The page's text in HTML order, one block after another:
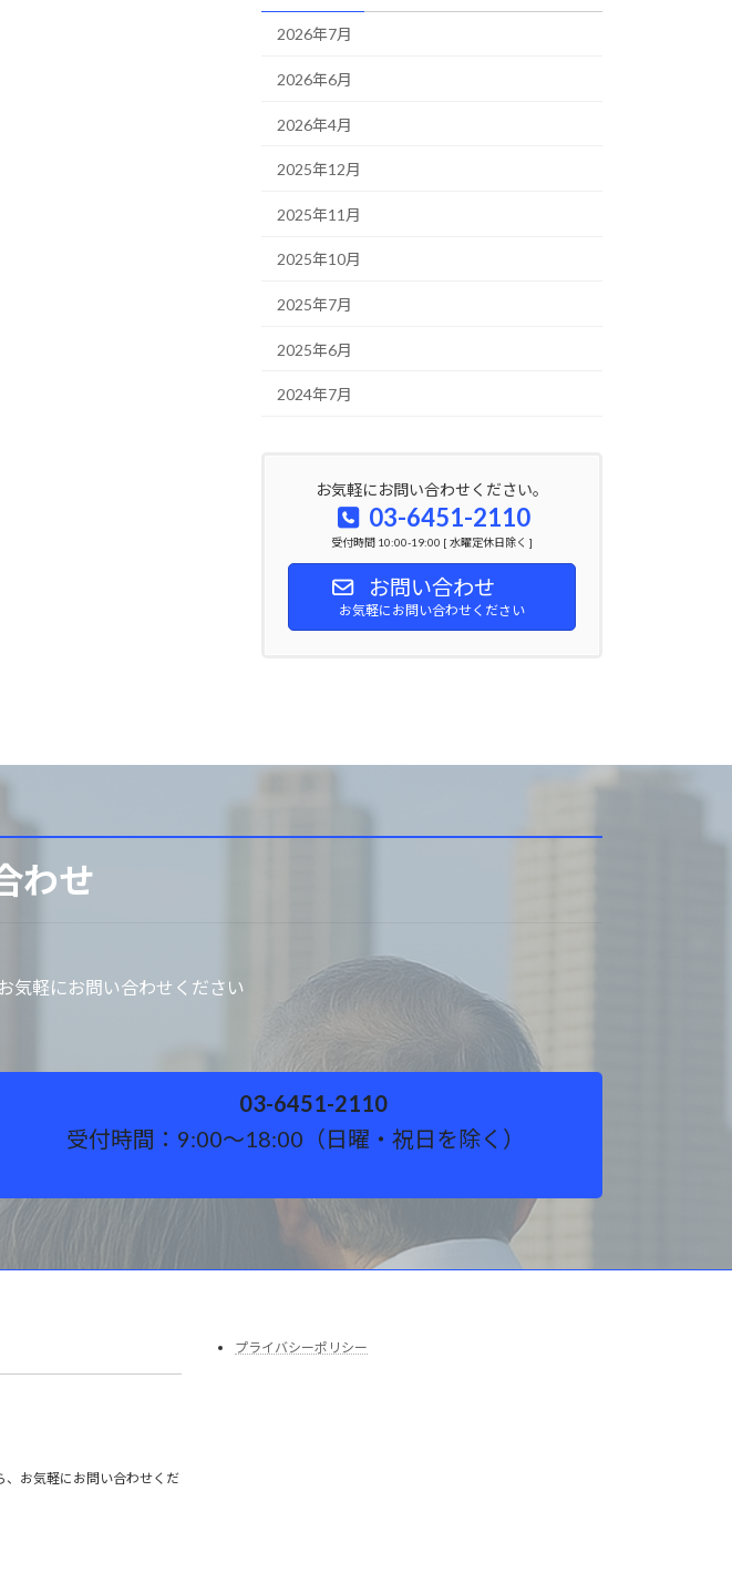
2026年7月
2026年6月
2026年4月
2025年12月
2025年11月
2025年10月
2025年7月
2025年6月
2024年7月
お気軽にお問い合わせください。
03-6451-2110
受付時間 10:00-19:00 [ 水曜定休日除く ]
お問い合わせ
お気軽にお問い合わせください
わせ
気軽にお問い合わせください
03-6451-2110
受付時間：9:00～18:00（日曜・祝日を除く）
、お気軽にお問い合わせくだ
プライバシーポリシー